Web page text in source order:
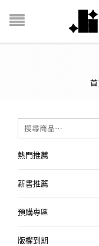
搜尋關鍵字:
熱門推薦
新書推薦
預購專區
版權到期